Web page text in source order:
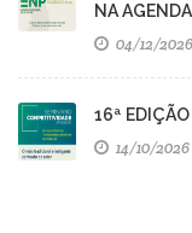
NA AGENDA
04/12/2026
16ª
14/10/2026